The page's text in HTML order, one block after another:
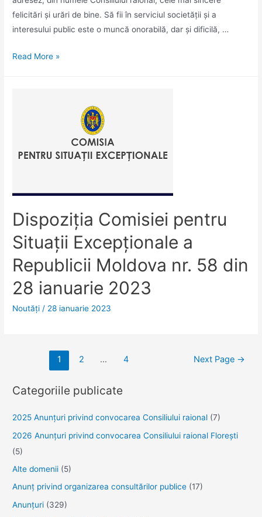
felicitări și urări de bine. Să fii în serviciul societății și a
interesului public este o muncă onorabilă, dar și dificilă, …
Mesaj
Procuraturii
Read More »
Dispoziţia Comisiei pentru
Situaţii Excepţionale a
Republicii Moldova nr. 58 din
28 ianuarie 2023
Noutăţi / 28 ianuarie 2023
articole
1 2 … 4 Next Page →
Categoriile publicate
2025 Anunţuri privind convocarea Consiliului raional (7)
2026 Anunțuri privind convocarea Consiliului raional Florești
(5)
Alte domenii (5)
Anunţ privind organizarea consultărilor publice (17)
Anunţuri (329)